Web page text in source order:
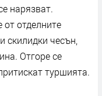
нарязват.
отделните
скилидки чесън,
Отгоре се
туршията.